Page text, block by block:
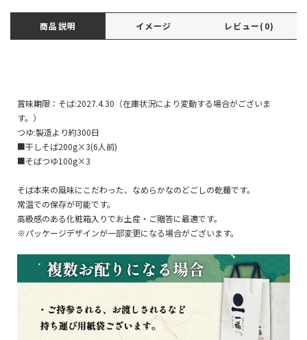
商品説明 イメージ レビュー(0)
賞味期限：そば:2027.4.30（在庫状況により変動する場合がございま
す。）
つゆ:製造より約300日
■干しそば200g×3(6人前)
■そばつゆ100g×3
そば本来の風味にこだわった、なめらかなのどごしの乾麺です。
常温での保存が可能です。
高級感のある化粧箱入りでお土産・ご贈答に最適です。
※パッケージデザインが一部変更になる場合がございます。